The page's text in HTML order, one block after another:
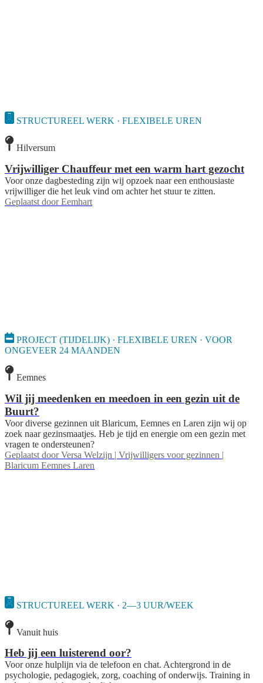
STRUCTUREEL WERK · FLEXIBELE UREN
Hilversum
Vrijwilliger Chauffeur met een warm hart gezocht
Voor onze dagbesteding zijn wij opzoek naar een enthousiaste
vrijwilliger die het leuk vind om achter het stuur te zitten.
Geplaatst door Eemhart
PROJECT (TIJDELIJK) · FLEXIBELE UREN · VOOR
ONGEVEER 24 MAANDEN
Eemnes
Wil jij meedenken en meedoen in een gezin uit de
Buurt?
Voor diverse gezinnen uit Blaricum, Eemnes en Laren zijn wij op
zoek naar gezinsmaatjes. Heb je tijd en energie om een gezin met
vragen te ondersteunen?
Geplaatst door Versa Welzijn | Vrijwilligers voor gezinnen |
Blaricum Eemnes Laren
STRUCTUREEL WERK · 2—3 UUR/WEEK
Vanuit huis
Heb jij een luisterend oor?
Voor onze hulplijn via de telefoon en chat. Achtergrond in de
psychologie, pedagogiek, zorg, coaching of onderwijs. Training in